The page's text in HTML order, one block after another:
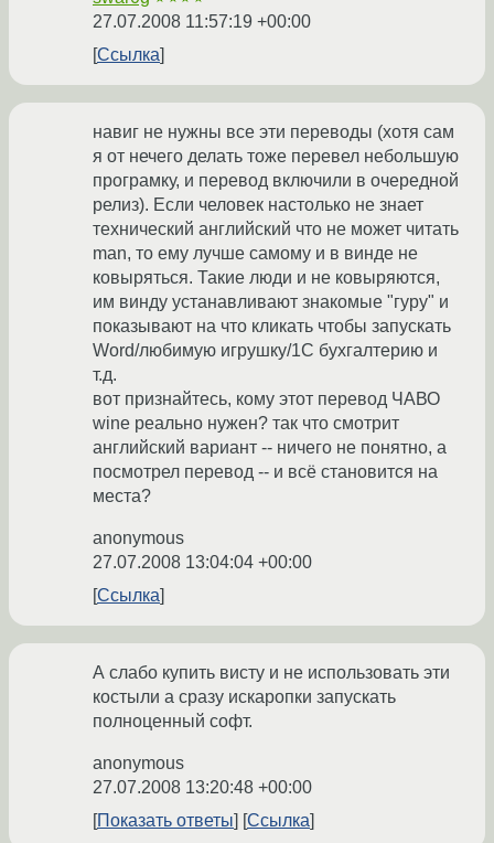
27.07.2008 11:57:19 +00:00
Ссылка
навиг не нужны все эти переводы (хотя сам
я от нечего делать тоже перевел небольшую
програмку, и перевод включили в очередной
релиз). Если человек настолько не знает
технический английский что не может читать
man, то ему лучше самому и в винде не
ковыряться. Такие люди и не ковыряются,
им винду устанавливают знакомые "гуру" и
показывают на что кликать чтобы запускать
Word/любимую игрушку/1С бухгалтерию и
т.д.
вот признайтесь, кому этот перевод ЧАВО
wine реально нужен? так что смотрит
английский вариант -- ничего не понятно, а
посмотрел перевод -- и всё становится на
места?
anonymous
27.07.2008 13:04:04 +00:00
Ссылка
А слабо купить висту и не использовать эти
костыли а сразу искаропки запускать
полноценный софт.
anonymous
27.07.2008 13:20:48 +00:00
Показать ответы
Ссылка